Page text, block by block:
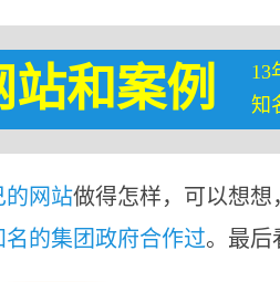
站和案例
13
知
的网站做得怎样，可以想
名的集团政府合作过。最后